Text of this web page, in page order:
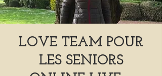
LOVE TEAM POUR
LES SENIORS